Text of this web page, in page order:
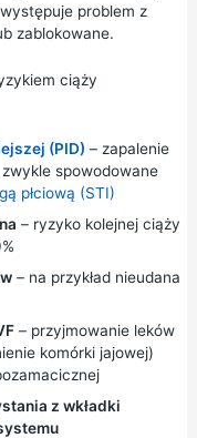
problem z
zablokowane.
ciąży
(PID) – zapalenie
spowodowane
płciową (STI)
– ryzyko kolejnej ciąży
– na przykład nieudana
– przyjmowanie leków
komórki jajowej)
z wkładki